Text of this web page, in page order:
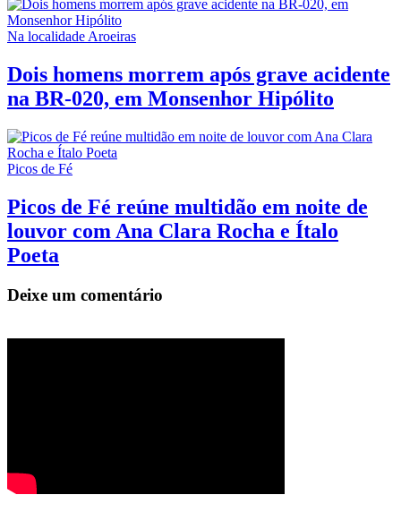
Na localidade Aroeiras
Dois homens morrem após grave acidente
na BR-020, em Monsenhor Hipólito
Picos de Fé
Picos de Fé reúne multidão em noite de
louvor com Ana Clara Rocha e Ítalo
Poeta
Deixe um comentário